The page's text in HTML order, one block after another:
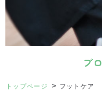
ブ
トップページ > フットケア